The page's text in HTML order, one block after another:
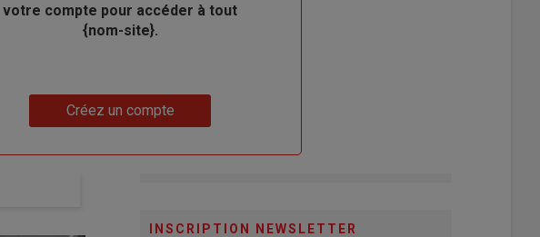
votre compte pour accéder à tout
{nom-site}.
Créez un compte
INSCRIPTION NEWSLETTER